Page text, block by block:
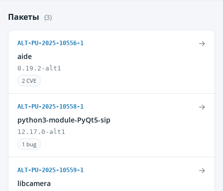
Пакеты (3)
ALT-PU-2025-10556-1
aide
0.19.2-alt1
2 CVE
→
ALT-PU-2025-10558-1
python3-module-PyQt5-sip
12.17.0-alt1
1 bug
→
ALT-PU-2025-10559-1
libcamera
→